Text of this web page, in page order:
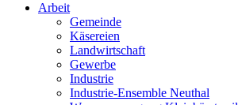
Arbeit
Gemeinde
Käsereien
Landwirtschaft
Gewerbe
Industrie
Industrie-Ensemble Neuthal